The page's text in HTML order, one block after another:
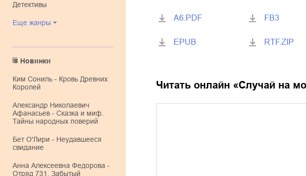
детективы
Еще жанры
Новинки
Ким Сониль - Кровь Древних
Королей
Александр Николаевич
Афанасьев - Сказка и миф.
Тайны народных поверий
Бет О'Лири - Неудавшееся
свидание
Анна Алексеевна Федорова -
Отряд 731. Забытый
A6.PDF
EPUB
FB3
RTF.ZIP
Читать онлайн «Случай на